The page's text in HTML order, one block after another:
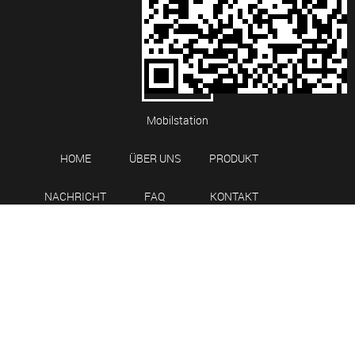
Mobilstation
HOME ÜBER UNS PRODUKT
NACHRICHT FAQ KONTAKT